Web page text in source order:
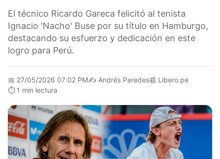
El técnico Ricardo Gareca felicitó al tenista
Ignacio 'Nacho' Buse por su título en Hamburgo,
destacando su esfuerzo y dedicación en este
logro para Perú.
📅 27/05/2026 07:02 PM✍️ Andrés Paredes📰 Libero.pe
⏱️ 1 min lectura